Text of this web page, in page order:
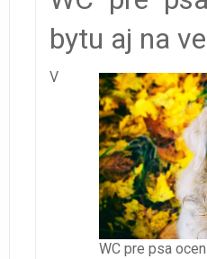
bytu aj na
WC pre psa
V